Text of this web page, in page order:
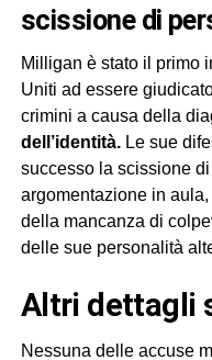
scissione di
Milligan è stato il primo
Uniti ad essere
crimini a causa della
dell’identità.Le sue
successo la scissione
argomentazione in
della mancanza di
delle sue personalità
Altri dettagli
Nessuna delle accuse